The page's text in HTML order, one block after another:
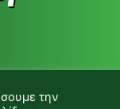
την